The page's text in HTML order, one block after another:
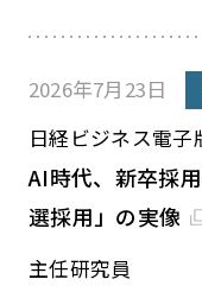
2026年7月23日
日経ビジネス電子
AI時代、新卒採
選採用」の実像
主任研究員